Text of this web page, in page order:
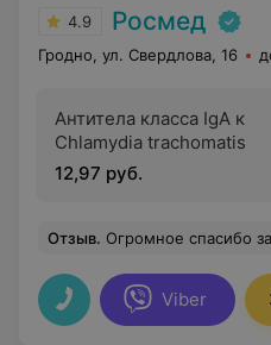
4.9 Росмед
Гродно, ул. Свердлова, 16
Антитела класса IgA к
Chlamydia trachomatis
12,97 руб.
Отзыв. Огромное спасибо за внимательный и
Viber